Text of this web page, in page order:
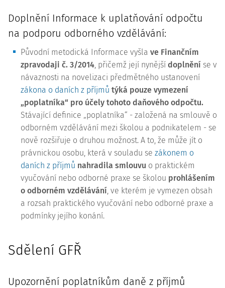
Doplnění Informace k uplatňování odpočtu
na podporu odborného vzdělávání:
Původní metodická Informace vyšla ve Finančním
zpravodaji č. 3/2014, přičemž její nynější doplnění se v
návaznosti na novelizaci předmětného ustanovení
zákona o daních z příjmů týká pouze vymezení
„poplatníka“ pro účely tohoto daňového odpočtu.
Stávající definice „poplatníka“ - založená na smlouvě o
odborném vzdělávání mezi školou a podnikatelem - se
nově rozšiřuje o druhou možnost. A to, že může jít o
právnickou osobu, která v souladu se zákonem o
daních z příjmů nahradila smlouvu o praktickém
vyučování nebo odborné praxe se školou prohlášením
o odborném vzdělávání, ve kterém je vymezen obsah
a rozsah praktického vyučování nebo odborné praxe a
podmínky jejího konání.
Sdělení GFŘ
Upozornění poplatníkům daně z příjmů